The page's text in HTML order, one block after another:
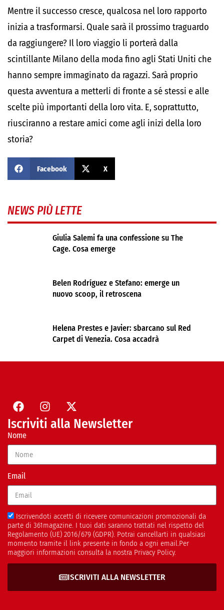
Mentre il successo cresce, qualcosa nel loro rapporto
inizia a trasformarsi. Quale sarà il prossimo traguardo
da raggiungere? Il loro viaggio li porterà dalla
scintillante Milano della moda fino agli Stati Uniti che
hanno sempre immaginato da ragazzi. Sarà proprio
questa avventura a metterli di fronte a sé stessi e alle
scelte più importanti della loro vita. E, soprattutto,
riusciranno a restare amici come agli inizi della loro
storia?
Facebook X
NEWS PIÙ LETTE
Giulia Salemi fa una confessione su The
Cage. Cosa emerge
Belen Rodríguez e Stefano: emerge un
nuovo scoop, il retroscena
Helena Prestes e Javier: sbarcano sul Red
Carpet di Venezia. Cosa accadrà
Iscriviti alla Newsletter
Nome
Email
Iscrivendoti accetti di ricevere comunicazioni promozionali da
parte di 361magazine. I tuoi dati saranno trattati nel rispetto del
Regolamento (UE) 2016/679 (GDPR). Potrai cancellarti in qualsiasi
momento tramite il link presente in fondo a ogni email.Per
maggiori informazioni consulta la nostra Privacy Policy.
ISCRIVITI ALLA NEWSLETTER